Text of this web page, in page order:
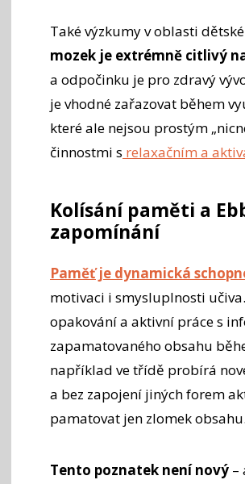
Také výzkumy v oblasti
mozek je extrémně citlivý
a odpočinku je pro zdravý
je vhodné zařazovat během
které ale nejsou prostým
činnostmi s relaxačním a
Kolísání paměti a
zapomínání
Paměť je dynamická
motivaci i smysluplnosti
opakování a aktivní práce s
zapamatovaného obsahu
například ve třídě probírá
a bez zapojení jiných forem
pamatovat jen zlomek obsahu.
Tento poznatek není nový –